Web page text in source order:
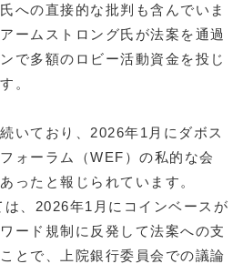
への直接的な批判も含んでいま
ームストロング氏が法案を通過
で多額のロビー活動資金を投じ
。
いており、2026年1月にダボス
ォーラム（WEF）の私的な会
ったと報じられています。
、2026年1月にコインベースが
ード規制に反発して法案への支
とで、上院銀行委員会での議論